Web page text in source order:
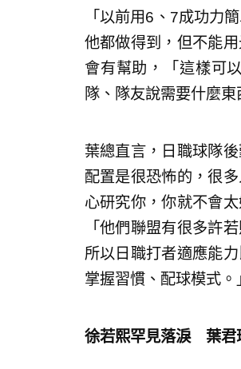
「以前用6、7成功力
他都做得到，但不能
會有幫助，「這樣可
隊、隊友說需要什麼東
葉總直言，日職球隊
配置是很恐怖的，很
心研究你，你就不會
「他們聯盟有很多許
所以日職打者適應能
掌握習慣、配球模式。
徐若熙罕見落淚 葉君